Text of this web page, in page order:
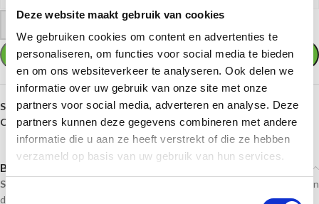
Deze website maakt gebruik van cookies
We gebruiken cookies om content en advertenties te
personaliseren, om functies voor social media te bieden
en om ons websiteverkeer te analyseren. Ook delen we
informatie over uw gebruik van onze site met onze
partners voor social media, adverteren en analyse. Deze
partners kunnen deze gegevens combineren met andere
informatie die u aan ze heeft verstrekt of die ze hebben
verzameld op basis van uw gebruik van hun services.
TOEVOEGEN AAN WINKELWAGEN
SKU:FG2073
Categorieën:Beelden, Golf Prijzen per sport
Beschrijving
Sportprijzennederland.nl
levert deze prijzen direct uit voorraad. En kan
daardoor